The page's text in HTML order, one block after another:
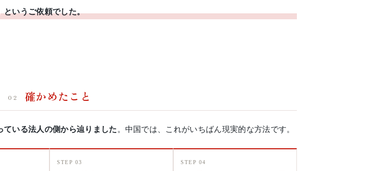
というご依頼でした。
02 確かめたこと
ている法人の側から辿りました 。中国では、これがいちばん現実的な方法です。
STEP 03 STEP 04